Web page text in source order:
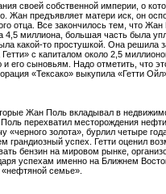
своей собственной империи, о
Жан предъявляет матери иск, он
отца. Все закончилось тем, что
4,5 миллиона, большая часть была
какой-то простушкой. Она решила
с капиталом около 2,5
сыновьям. Надо отметить, что
«Тексако» выкупила «Гетти
Жан Поль вкладывал в
перехватил месторождения
«черного золота», бурлил четыре
грандиозный успех. Гетти оценил
бензин на мировом рынке,
успехам именно на Ближнем
семье».